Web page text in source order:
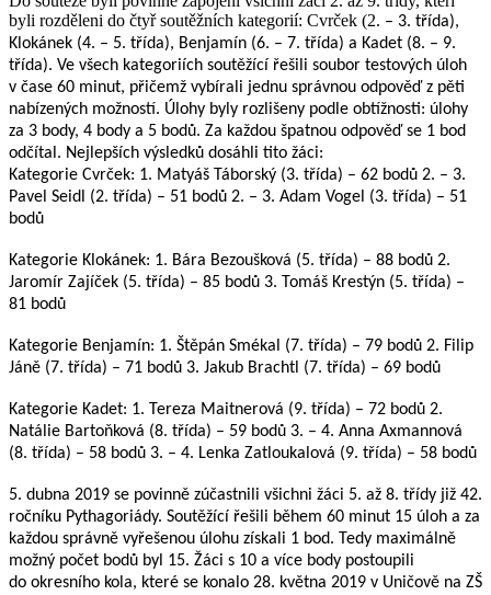
byli rozděleni do čtyř soutěžních kategorií: Cvrček (2. – 3. třída),
Klokánek (4. – 5. třída), Benjamín (6. – 7. třída) a Kadet (8. – 9.
třída). Ve všech kategoriích soutěžící řešili soubor testových úloh
v čase 60 minut, přičemž vybírali jednu správnou odpověď z pěti
nabízených možností. Úlohy byly rozlišeny podle obtížnosti: úlohy
za 3 body, 4 body a 5 bodů. Za každou špatnou odpověď se 1 bod
odčítal. Nejlepších výsledků dosáhli tito žáci:
Kategorie Cvrček: 1. Matyáš Táborský (3. třída) – 62 bodů 2. – 3.
Pavel Seidl (2. třída) – 51 bodů 2. – 3. Adam Vogel (3. třída) – 51
bodů
Kategorie Klokánek: 1. Bára Bezoušková (5. třída) – 88 bodů 2.
Jaromír Zajíček (5. třída) – 85 bodů 3. Tomáš Krestýn (5. třída) –
81 bodů
Kategorie Benjamín: 1. Štěpán Smékal (7. třída) – 79 bodů 2. Filip
Jáně (7. třída) – 71 bodů 3. Jakub Brachtl (7. třída) – 69 bodů
Kategorie Kadet: 1. Tereza Maitnerová (9. třída) – 72 bodů 2.
Natálie Bartoňková (8. třída) – 59 bodů 3. – 4. Anna Axmannová
(8. třída) – 58 bodů 3. – 4. Lenka Zatloukalová (9. třída) – 58 bodů
5. dubna 2019 se povinně zúčastnili všichni žáci 5. až 8. třídy již 42.
ročníku Pythagoriády. Soutěžící řešili během 60 minut 15 úloh a za
každou správně vyřešenou úlohu získali 1 bod. Tedy maximálně
možný počet bodů byl 15. Žáci s 10 a více body postoupili
do okresního kola, které se konalo 28. května 2019 v Uničově na ZŠ